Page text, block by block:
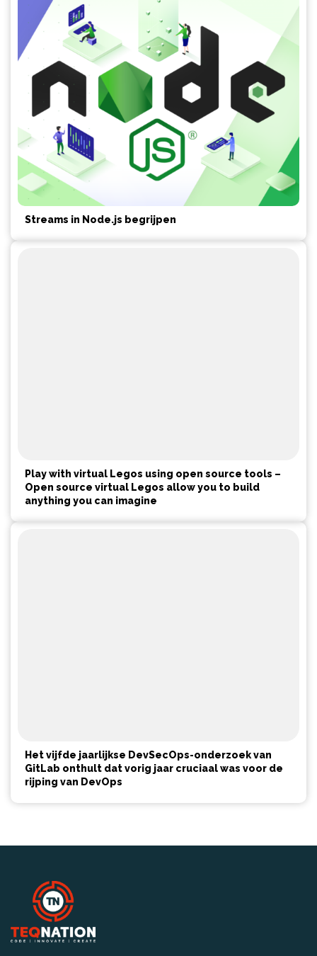
Streams in Node.js begrijpen
Play with virtual Legos using open source tools –
Open source virtual Legos allow you to build
anything you can imagine
Het vijfde jaarlijkse DevSecOps-onderzoek van
GitLab onthult dat vorig jaar cruciaal was voor de
rijping van DevOps